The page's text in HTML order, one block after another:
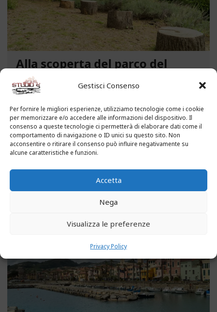
Gestisci Consenso
Per fornire le migliori esperienze, utilizziamo tecnologie come i cookie
per memorizzare e/o accedere alle informazioni del dispositivo. Il
consenso a queste tecnologie ci permetterà di elaborare dati come il
comportamento di navigazione o ID unici su questo sito. Non
acconsentire o ritirare il consenso può influire negativamente su
alcune caratteristiche e funzioni.
Accetta
Nega
Visualizza le preferenze
Privacy Policy
Alla scoperta del parco del
Benessere “Giacomo Filippo
Novaro” a Costarainera
A pochi passi dal mare, un angolo verde di
paradiso affascina i visitatori. Stiamo parlando del
Parco del Benessere “Giacomo Filippo Novaro” di
Costarainera nella Riviera dei Fiori. Un tempo
parco degli ex ospedali Novaro e...